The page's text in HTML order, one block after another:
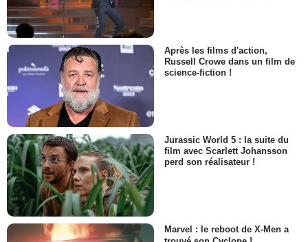
Après les films d'action,
Russell Crowe dans un film de
science-fiction !
Jurassic World 5 : la suite du
film avec Scarlett Johansson
perd son réalisateur !
Marvel : le reboot de X-Men a